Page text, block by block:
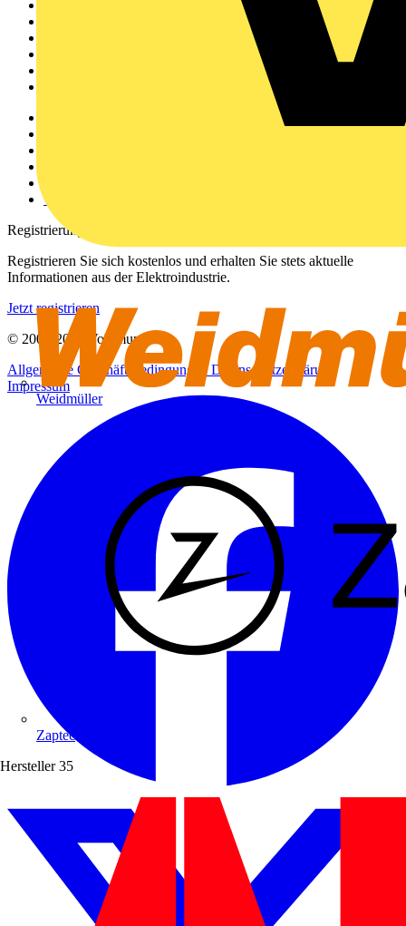
Weidmüller
Zaptec
Hersteller 35
voltimum.com
Registrierung
Registrieren Sie sich kostenlos und erhalten Sie stets aktuelle
Informationen aus der Elektroindustrie.
Jetzt registrieren
© 2002-
2026
Voltimum
Allgemeine GeschäftsbedingungenDatenschutzerklärung
Impressum